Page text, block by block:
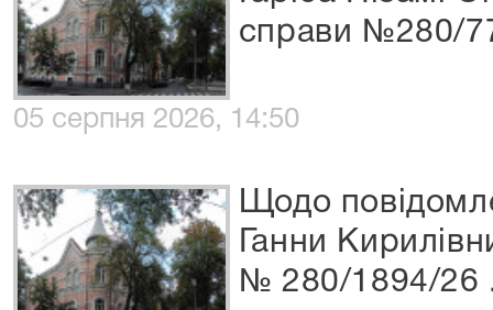
справи №280/
05 серпня 2026, 14:50
Щодо
Ганни
№ 280/1894/26